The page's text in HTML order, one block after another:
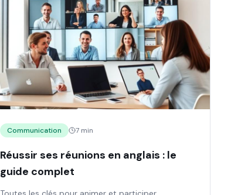
Communication 7 min
Réussir ses réunions en anglais : le
guide complet